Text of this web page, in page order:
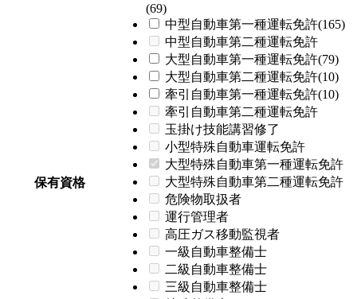
保有資格
(69)
中型自動車第一種運転免許(165)
中型自動車第二種運転免許
大型自動車第一種運転免許(79)
大型自動車第二種運転免許(10)
牽引自動車第一種運転免許(10)
牽引自動車第二種運転免許
玉掛け技能講習修了
小型特殊自動車運転免許
大型特殊自動車第一種運転免許
大型特殊自動車第二種運転免許
危険物取扱者
運行管理者
高圧ガス移動監視者
一級自動車整備士
二級自動車整備士
三級自動車整備士